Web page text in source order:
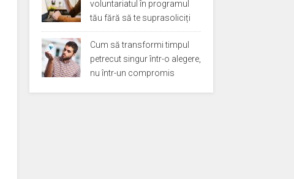
voluntariatul în programul
tău fără să te suprasoliciți
Cum să transformi timpul
petrecut singur într-o alegere,
nu într-un compromis